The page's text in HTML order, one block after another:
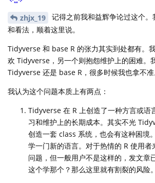
zhjx_19
记得之前我和益辉争论过这个
和看法，顺着这里说。
Tidyverse 和 base R 的张力其实到处都有。
欢 Tidyverse，另一个则抱怨维护上的困难。
Tidyverse 还是 base R，很多时候我也拿不准
我认为这个问题本质上有两点：
Tidyverse 在 R 上创造了一种方言或语
习和维护上的长期成本。其实不光
创造一套 class 系统，也会有这种困境
学一门新的语言。对于热情的 R 使用者
问题，但一般用户不是这样的，发文章
这个学那个？那么这里就有割裂的风险。